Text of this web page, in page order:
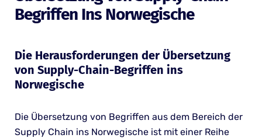
Begriffen Ins Norwegische
Die Herausforderungen der Übersetzung
von Supply-Chain-Begriffen ins
Norwegische
Die Übersetzung von Begriffen aus dem Bereich der
Supply Chain ins Norwegische ist mit einer Reihe